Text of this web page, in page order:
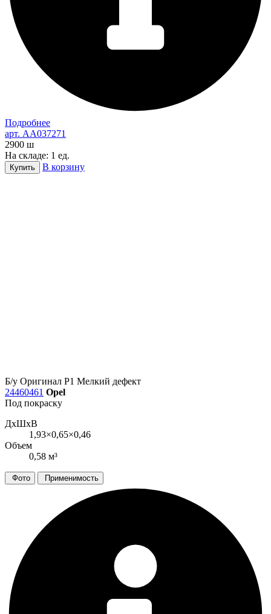
Подробнее
арт. AA037271
2900 ш
На складе: 1 ед.
Купить В корзину
Б/у Оригинал Р1 Мелкий дефект
24460461 Opel
Под покраску
ДxШxВ
1,93×0,65×0,46
Объем
0,58 м³
Фото Применимость